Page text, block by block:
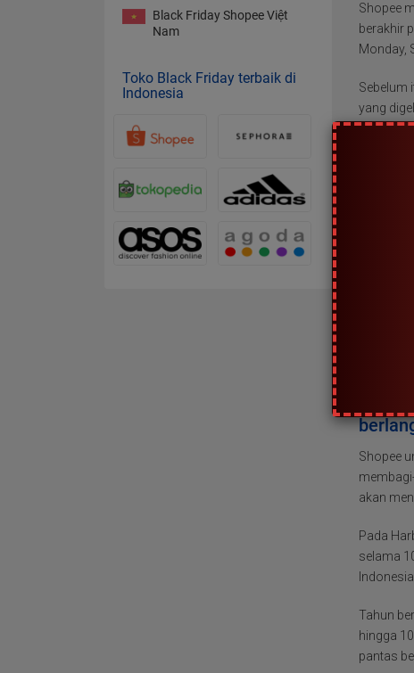
Shopee
berakhir
Monday,
Sebelum
yang
promosi
Apa
Shopee
produk
tanggal
Shopee
akan
Pada
selama
Tahun
hingga
pantas
Black Friday Shopee Việt
Nam
Toko Black Friday terbaik di
Indonesia